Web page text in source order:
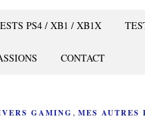
PS4 / XB1 / XB1X
CONTACT
GAMING , MES AUTRES